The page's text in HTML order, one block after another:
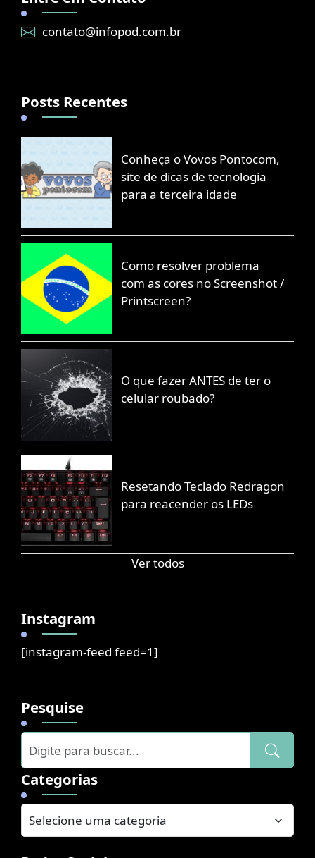
contato@infopod.com.br
Posts Recentes
Conheça o Vovos Pontocom,
site de dicas de tecnologia
para a terceira idade
Como resolver problema
com as cores no Screenshot /
Printscreen?
O que fazer ANTES de ter o
celular roubado?
Resetando Teclado Redragon
para reacender os LEDs
Ver todos
Instagram
[instagram-feed feed=1]
Pesquise
Categorias